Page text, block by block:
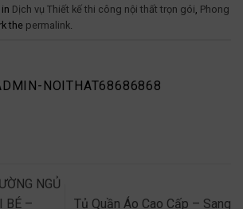
Dịch vụ Thiết kế thi công nội thất trọn gói Phong
the permalink
NOITHAT68686868
NGỦ
BÉ –
Tủ Quần Áo Cao Cấp – Sang